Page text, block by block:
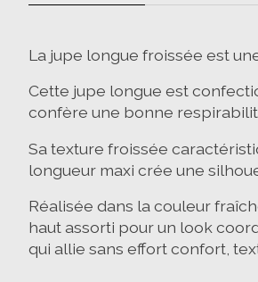
La jupe longue froissée est
Cette jupe longue est
confère une bonne
Sa texture froissée
longueur maxi crée une
Réalisée dans la couleur
haut assorti pour un look
qui allie sans effort confort,